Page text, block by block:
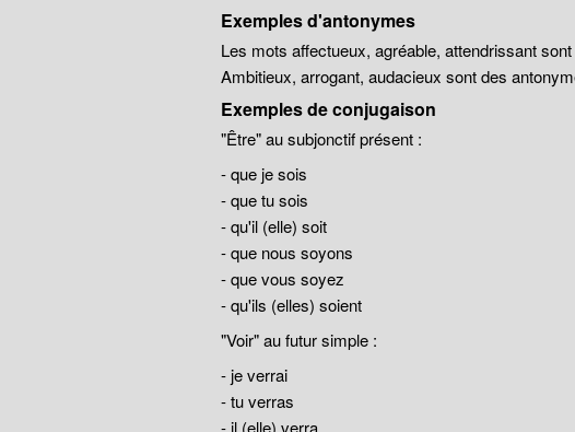
Exemples d'antonymes
Les mots affectueux, agréable, attendrissant
Ambitieux, arrogant, audacieux sont des
Exemples de conjugaison
"Être" au subjonctif présent :
- que je sois
- que tu sois
- qu'il (elle) soit
- que nous soyons
- que vous soyez
- qu'ils (elles) soient
"Voir" au futur simple :
- je verrai
- tu verras
- il (elle) verra